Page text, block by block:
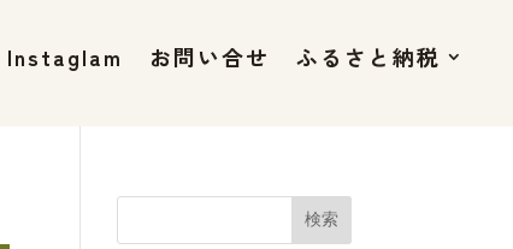
Instaglam お問い合せ ふるさと納税
検索